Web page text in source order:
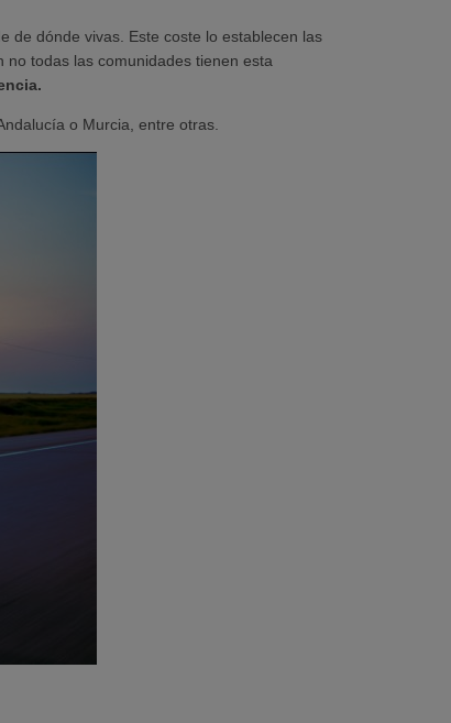
de dónde vivas. Este coste lo establecen las
todas las comunidades tienen esta
o Murcia, entre otras.